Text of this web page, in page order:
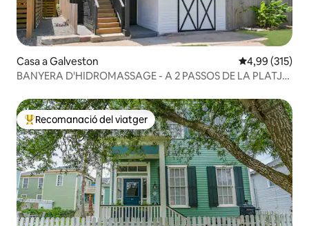
Casa a Galveston 4,99 de
4,99 (315)
BANYERA D'HIDROMASSAGE - A 2 PASSOS DE LA PLATJA
Principals recomanacions dels viatgers
Recomanació del viatger